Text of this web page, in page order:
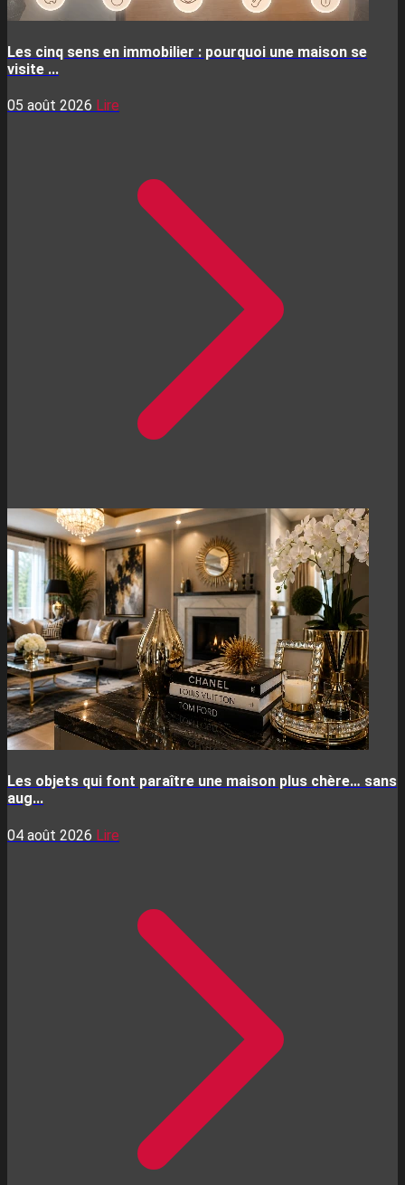
Les cinq sens en immobilier : pourquoi une maison se
visite ...
05 août 2026 Lire
Les objets qui font paraître une maison plus chère… sans
aug...
04 août 2026 Lire